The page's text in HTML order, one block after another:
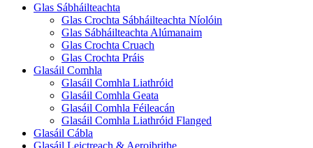
Glas Sábháilteachta
Glas Crochta Sábháilteachta Níolóin
Glas Sábháilteachta Alúmanaim
Glas Crochta Cruach
Glas Crochta Práis
Glasáil Comhla
Glasáil Comhla Liathróid
Glasáil Comhla Geata
Glasáil Comhla Féileacán
Glasáil Comhla Liathróid Flanged
Glasáil Cábla
Glasáil Leictreach & Aeroibrithe